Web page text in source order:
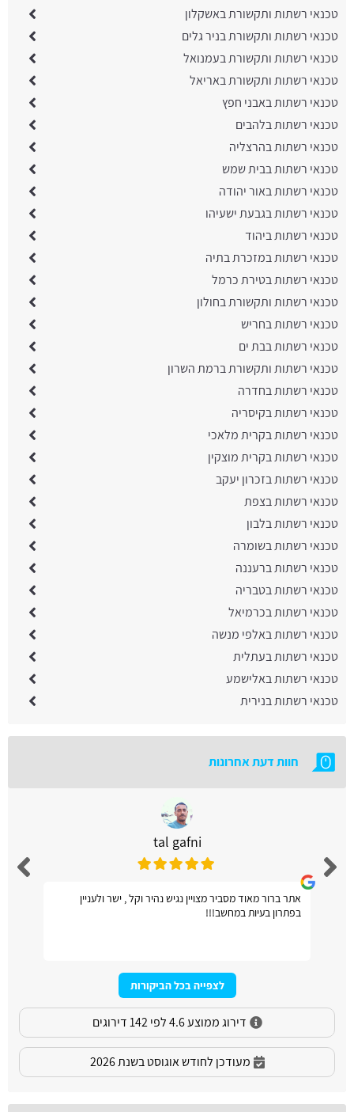
טכנאי רשתות ותקשורת באשקלון
טכנאי רשתות ותקשורת בניר גלים
טכנאי רשתות ותקשורת בעמנואל
טכנאי רשתות ותקשורת באריאל
טכנאי רשתות באבני חפץ
טכנאי רשתות בלהבים
טכנאי רשתות בהרצליה
טכנאי רשתות בבית שמש
טכנאי רשתות באור יהודה
טכנאי רשתות בגבעת ישעיהו
טכנאי רשתות ביהוד
טכנאי רשתות במזכרת בתיה
טכנאי רשתות בטירת כרמל
טכנאי רשתות ותקשורת בחולון
טכנאי רשתות בחריש
טכנאי רשתות בבת ים
טכנאי רשתות ותקשורת ברמת השרון
טכנאי רשתות בחדרה
טכנאי רשתות בקיסריה
טכנאי רשתות בקרית מלאכי
טכנאי רשתות בקרית מוצקין
טכנאי רשתות בזכרון יעקב
טכנאי רשתות בצפת
טכנאי רשתות בלבון
טכנאי רשתות בשומרה
טכנאי רשתות ברעננה
טכנאי רשתות בטבריה
טכנאי רשתות בכרמיאל
טכנאי רשתות באלפי מנשה
טכנאי רשתות בעתלית
טכנאי רשתות באלישמע
טכנאי רשתות בנירית
חוות דעת אחרונות
tal gafni
אתר ברור מאוד מסביר מצויין נגיש נהיר וקל , ישר ולעניין
בפתרון בעיות במחשב!!!
לצפייה בכל הביקורות
דירוג ממוצע 4.6 לפי 142 דירוגים
מעודכן לחודש אוגוסט בשנת 2026